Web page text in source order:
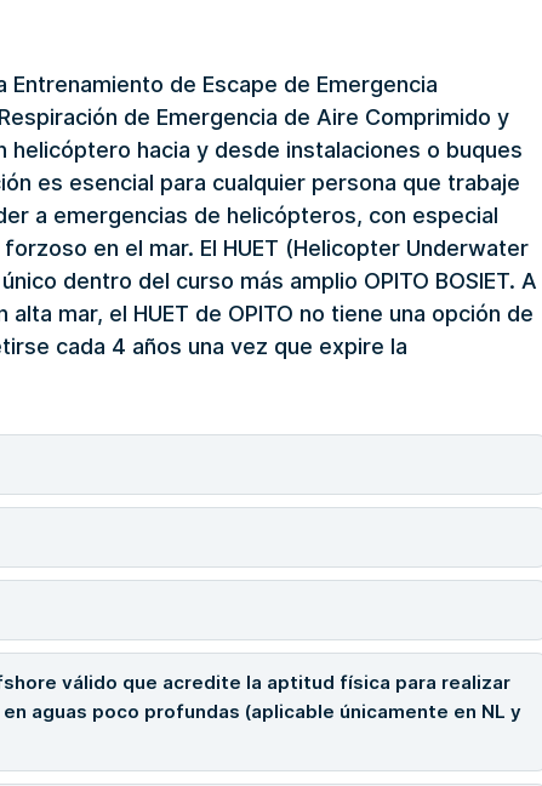
Entrenamiento de Escape de Emergencia
de Emergencia de Aire Comprimido y
helicóptero hacia y desde instalaciones o buques
es esencial para cualquier persona que trabaje
a emergencias de helicópteros, con especial
en el mar. El HUET (Helicopter Underwater
dentro del curso más amplio OPITO BOSIET. A
mar, el HUET de OPITO no tiene una opción de
cada 4 años una vez que expire la
válido que acredite la aptitud física para realizar
aguas poco profundas (aplicable únicamente en NL y